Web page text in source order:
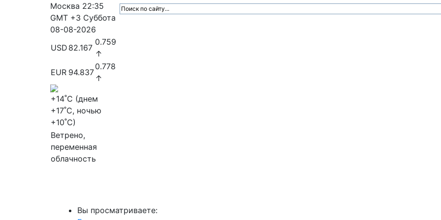
Москва 22:35
GMT +3 Суббота
08-08-2026
USD 82.167
0.759
↑
EUR 94.837
0.778
↑
+14˚C (днем
+17˚C, ночью
+10˚C)
Ветрено,
переменная
облачность
Вы просматриваете: